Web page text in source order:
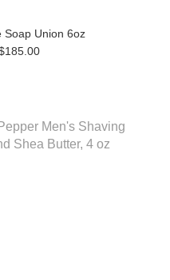
Moon Shave Soap Union 6oz